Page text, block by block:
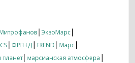
|ЭкзоМарс|
| ФРЕНД| FREND | Марс|
| марсианская атмосфера |